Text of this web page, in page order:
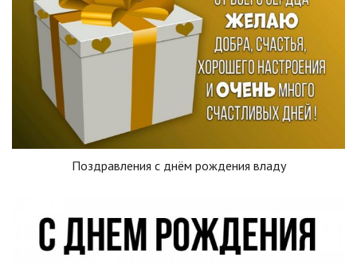
Поздравления с днём рождения владу